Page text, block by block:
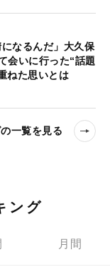
になるんだ」大久保
会いに行った“話題
ねた思いとは
一覧を見る
ング
月間